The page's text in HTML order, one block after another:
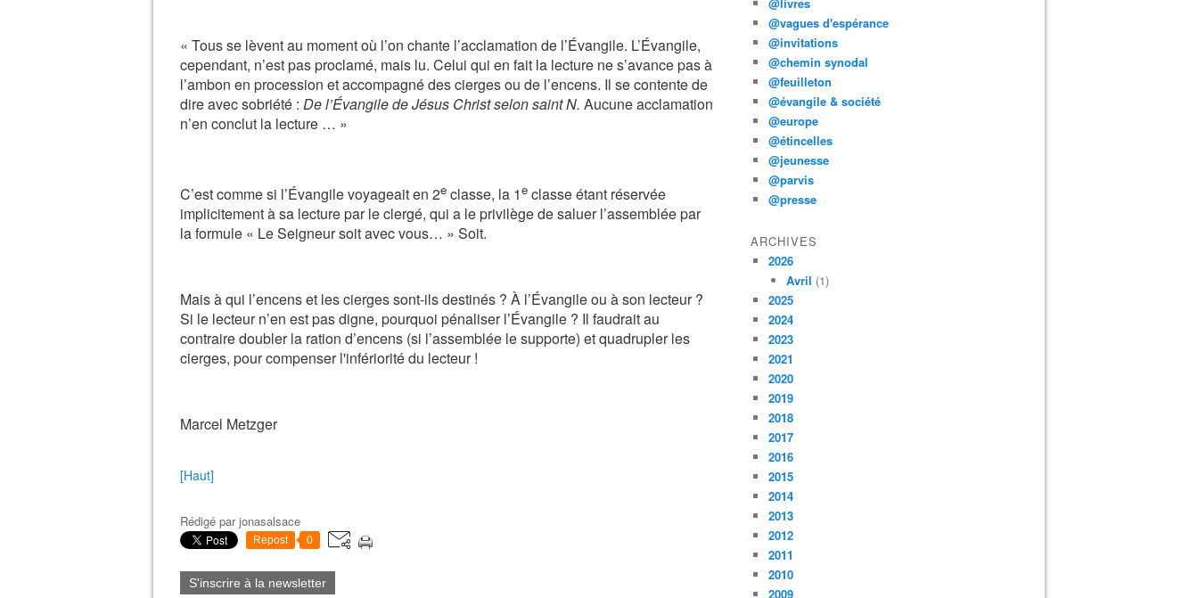
« Tous se lèvent au moment où l’on chante l’acclamation de l’Évangile. L’Évangile,
cependant, n’est pas proclamé, mais lu. Celui qui en fait la lecture ne s’avance pas à
l’ambon en procession et accompagné des cierges ou de l’encens. Il se contente de
dire avec sobriété : De l’Évangile de Jésus Christ selon saint N. Aucune acclamation
n’en conclut la lecture … »
C’est comme si l’Évangile voyageait en 2e classe, la 1e classe étant réservée
implicitement à sa lecture par le clergé, qui a le privilège de saluer l’assemblée par
la formule « Le Seigneur soit avec vous… » Soit.
Mais à qui l’encens et les cierges sont-ils destinés ? À l’Évangile ou à son lecteur ?
Si le lecteur n’en est pas digne, pourquoi pénaliser l’Évangile ? Il faudrait au
contraire doubler la ration d’encens (si l’assemblée le supporte) et quadrupler les
cierges, pour compenser l'infériorité du lecteur !
Marcel Metzger
[Haut]
Rédigé parjonasalsace
Repost 0
S'inscrire à la newsletter
@vagues d'espérance
@invitations
@chemin synodal
@feuilleton
@évangile & société
@europe
@étincelles
@jeunesse
@parvis
@presse
ARCHIVES
2026
Avril (1)
2025
2024
2023
2021
2020
2019
2018
2017
2016
2015
2014
2013
2012
2011
2010
2009